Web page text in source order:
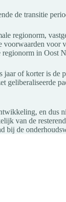
de transitie
regionorm,
voorwaarden
regionorm in Oost
of korter is de
geliberaliseerde
en dus
van de
bij de